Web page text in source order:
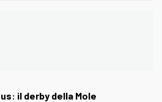
il derby della Mole